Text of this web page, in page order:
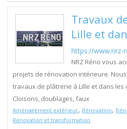
Travaux
Lille et
https://www.nrz-
NRZ Réno vous
projets de rénovation intérieure.
travaux de plâtrerie à Lille et dans les
Cloisons, doublages, faux
Aménagement extérieur, Rénovation,
Rénovation et transformation